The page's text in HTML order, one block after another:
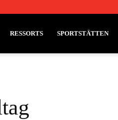
RESSORTS SPORTSTÄTTEN